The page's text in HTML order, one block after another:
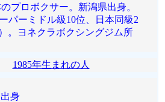
プロボクサー。新潟県出身。
パーミドル級10位、日本同級2
。ヨネクラボクシングジム所
1985年生まれの人
身